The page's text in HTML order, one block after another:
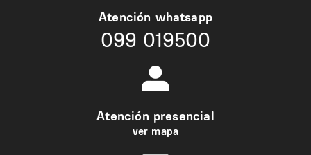
Atención whatsapp
099 019500
Atención presencial
ver mapa